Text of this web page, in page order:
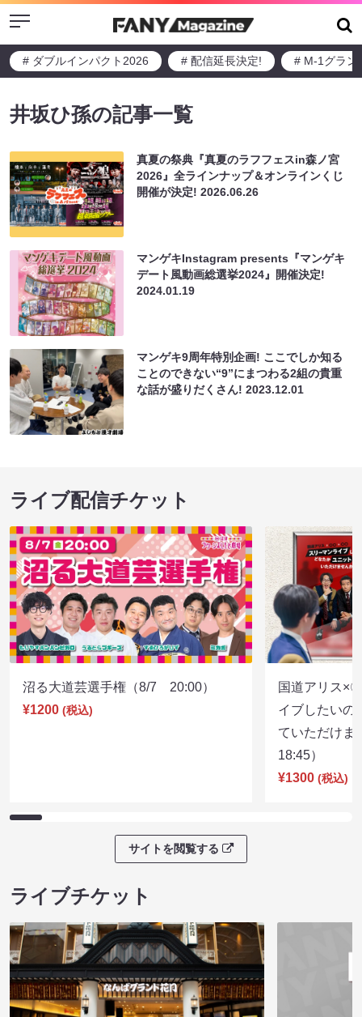
Menu
# ダブルインパクト2026 # 配信延長決定! # M-1グラン
井坂ひ孫の記事一覧
真夏の祭典『真夏のラフフェスin森ノ宮
2026』全ラインナップ＆オンラインくじ
開催が決定!2026.06.26
マンゲキInstagram presents『マンゲキ
デート風動画総選挙2024』開催決定!
2024.01.19
マンゲキ9周年特別企画! ここでしか知る
ことのできない“9”にまつわる2組の貴重
な話が盛りだくさん!2023.12.01
ライブ配信チケット
沼る大道芸選手権（8/7 20:00）
¥1200 (税込)
国道アリス×
イブしたいの
ていただけ
18:45）
¥1300 (税込)
サイトを閲覧する
ライブチケット